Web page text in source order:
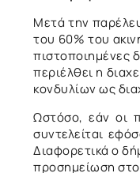
Μετά την
του 60% του
πιστοποιημένες
περιέλθει η
κονδυλίων ως
Ωστόσο, εάν οι
συντελείται
Διαφορετικά ο
προσημείωση στο